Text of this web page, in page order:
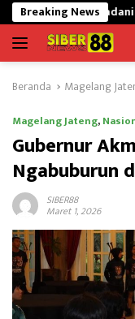
Langsung
ke
konten
Breaking News
Rasulallah
Beranda Magelang
Magelang Jateng,
Gubernur
Ngabuburun
SIBER88
Maret 1, 2026